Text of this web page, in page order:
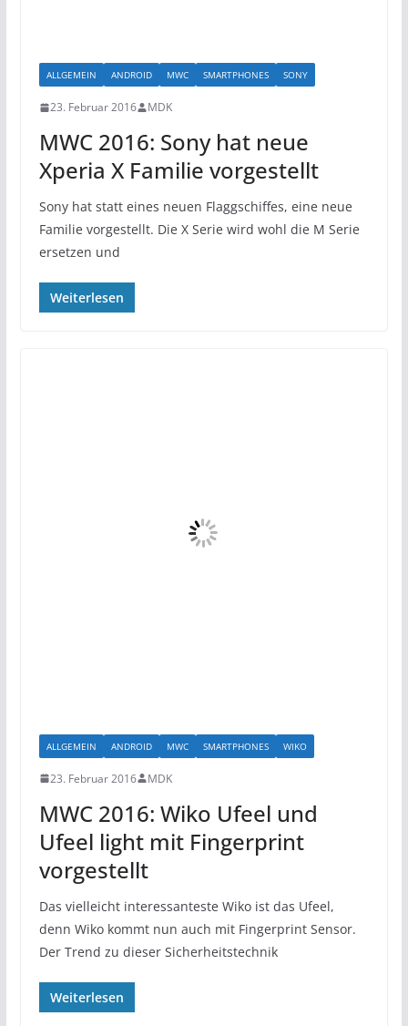
ALLGEMEIN ANDROID MWC SMARTPHONES SONY
23. Februar 2016 MDK
MWC 2016: Sony hat neue
Xperia X Familie vorgestellt
Sony hat statt eines neuen Flaggschiffes, eine neue
Familie vorgestellt. Die X Serie wird wohl die M Serie
ersetzen und
Weiterlesen
ALLGEMEIN ANDROID MWC SMARTPHONES WIKO
23. Februar 2016 MDK
MWC 2016: Wiko Ufeel und
Ufeel light mit Fingerprint
vorgestellt
Das vielleicht interessanteste Wiko ist das Ufeel,
denn Wiko kommt nun auch mit Fingerprint Sensor.
Der Trend zu dieser Sicherheitstechnik
Weiterlesen